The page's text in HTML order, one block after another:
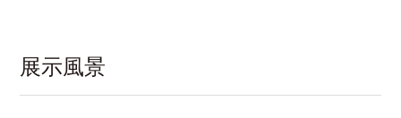
展示風景